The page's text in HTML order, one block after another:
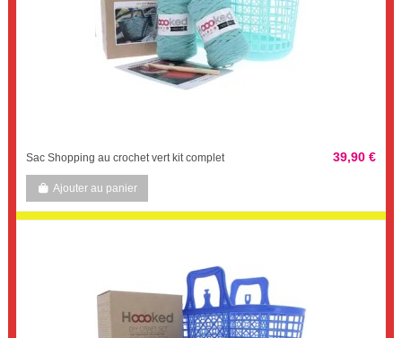
Sac Shopping au crochet vert kit complet 39,90 €
Ajouter au panier